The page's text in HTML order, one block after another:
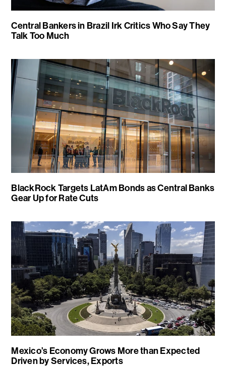
Central Bankers in Brazil Irk Critics Who Say They
Talk Too Much
BlackRock Targets LatAm Bonds as Central Banks
Gear Up for Rate Cuts
Mexico’s Economy Grows More than Expected
Driven by Services, Exports